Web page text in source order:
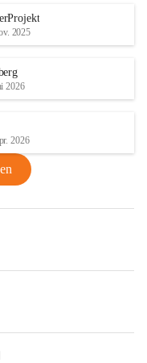
2025
2026
2026